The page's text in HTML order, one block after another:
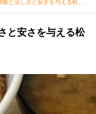
しさと安さを与える松屋さんの牛めし
と安さを与える松